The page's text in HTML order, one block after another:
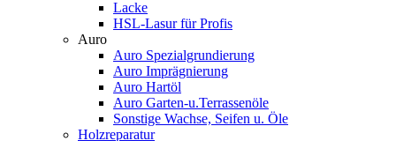
Lacke
HSL-Lasur für Profis
Auro
Auro Spezialgrundierung
Auro Imprägnierung
Auro Hartöl
Auro Garten-u.Terrassenöle
Sonstige Wachse, Seifen u. Öle
Holzreparatur